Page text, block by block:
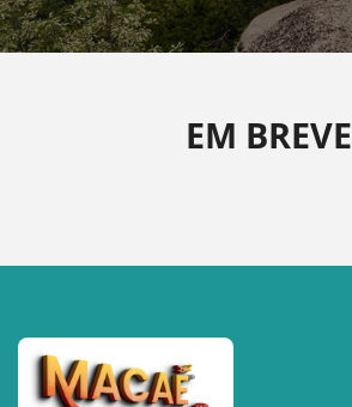
EM BREVE